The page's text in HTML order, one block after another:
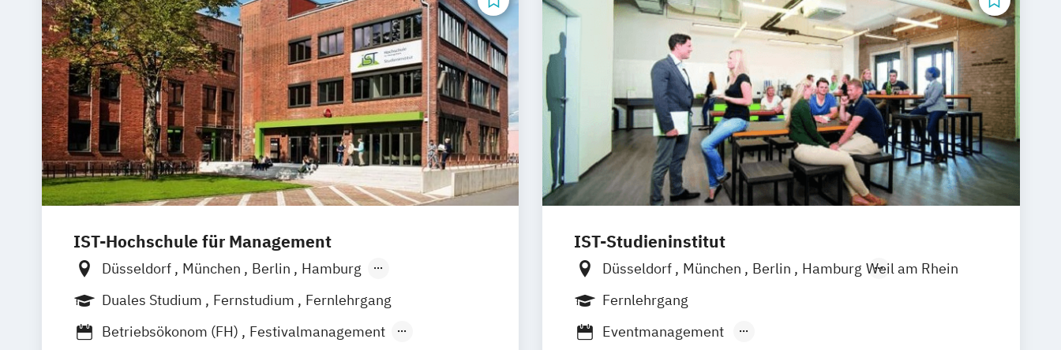
IST-Hochschule für Management
Düsseldorf München Berlin
Hamburg
Weil am Rhein
Frankfurt am Main Essen
Innsbruck
Duales Studium Fernstudium
Fernlehrgang
Betriebsökonom (FH)
Festivalmanagement
IST-Studieninstitut
Düsseldorf München Berlin Hamburg Weil am Rhein
Fernlehrgang
Eventmanagement